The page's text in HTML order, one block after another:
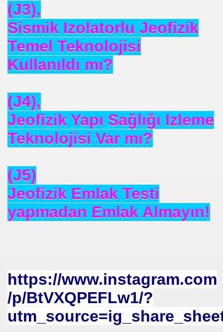
(J3),
Sismik Izolatorlu Jeofizik
Temel Teknolojisi
Kullanıldı mı?
(J4),
Jeofizik Yapı Sağlığı Izleme
Teknolojisi Var mı?
(J5)
Jeofizik Emlak Testi
yapmadan Emlak Almayın!
https://www.instagram.com
/p/BtVXQPEFLw1/?
NJ.Canlı Yayın